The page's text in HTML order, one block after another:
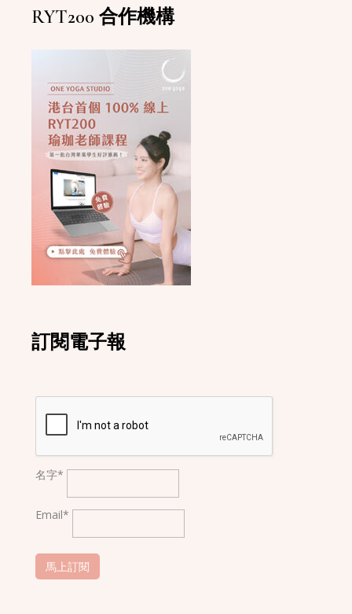
RYT200 合作機構
訂閱電子報
名字*
Email*